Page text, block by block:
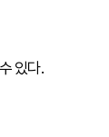
있다.